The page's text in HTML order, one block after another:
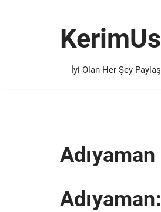
İyi Olan Her Şey
Adıyaman